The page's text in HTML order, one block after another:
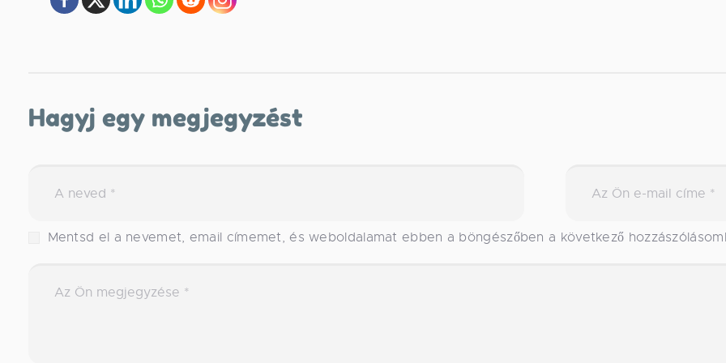
Hagyj egy megjegyzést
Mentsd el a nevemet, email címemet, és weboldalamat ebben a böngészőben a következő